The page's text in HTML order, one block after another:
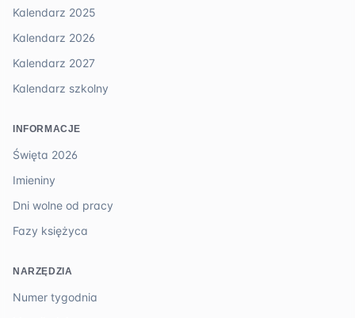
Kalendarz 2025
Kalendarz 2026
Kalendarz 2027
Kalendarz szkolny
INFORMACJE
Święta 2026
Imieniny
Dni wolne od pracy
Fazy księżyca
NARZĘDZIA
Numer tygodnia